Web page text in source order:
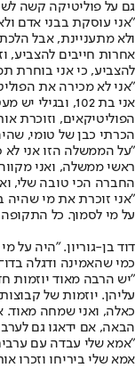
גם על פוליטיקה קשה
"אני עוסקת בבני אדם
ולא מתעניינת, אבל
אחרות חייבים להצביע,
להצביע, כי אני בוחרת
"אני לא מכירה את
אני בת 102,
הפוליטיקאים, וזוכרת
הכרתי כבן של טומי,
"על הממשלה הזו אני
ראשי ממשלה, ואני
החברה הכי טובה שלי,
"אני זוכרת את מי שהיה
על מי לסמוך. כל
דוד בן-גוריון. "היה על
כמי שהאמינה ודגלה
"יש הרבה מאוד יוזמות
עליהן. יוזמות של
כאלה, ואני שמחה
הבאה, אם ידאגו גם
אמא שלי ביריחו וזכרו